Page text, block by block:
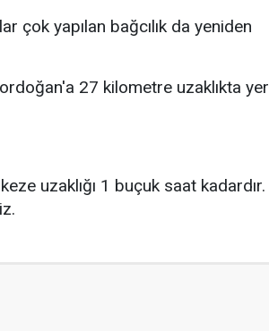
çok yapılan bağcılık da yeniden
27 kilometre uzaklıkta yer
uzaklığı 1 buçuk saat kadardır.